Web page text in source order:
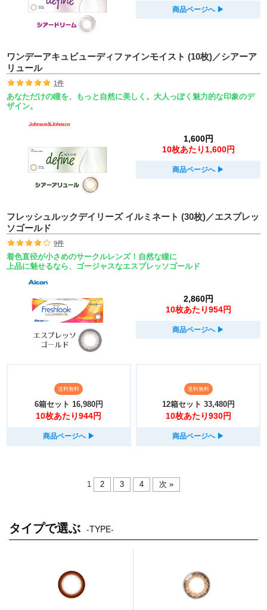
商品ページへ ▶︎
ワンデーアキュビューディファインモイスト (10枚)／シアーア
リュール
1件
あなただけの瞳を、もっと自然に美しく。大人っぽく魅力的な印象のデ
ザイン。
1,600円
10枚あたり1,600円
商品ページへ ▶︎
フレッシュルックデイリーズ イルミネート (30枚)／エスプレッ
ソゴールド
9件
着色直径が小さめのサークルレンズ！自然な瞳に
上品に魅せるなら、ゴージャスなエスプレッソゴールド
2,860円
10枚あたり954円
商品ページへ ▶︎
送料無料
6箱セット 16,980円
10枚あたり944円
商品ページへ ▶︎
送料無料
12箱セット 33,480円
10枚あたり930円
商品ページへ ▶︎
1 2 3 4 次 »
タイプで選ぶ -TYPE-